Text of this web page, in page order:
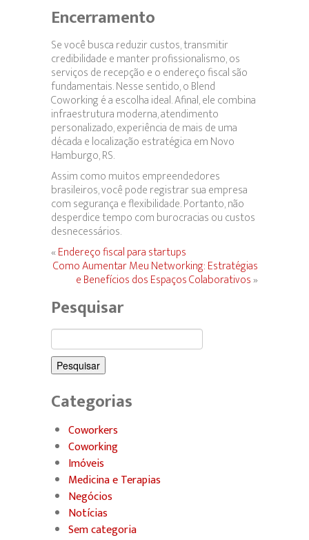
Encerramento
Se você busca reduzir custos, transmitir
credibilidade e manter profissionalismo, os
serviços de recepção e o endereço fiscal são
fundamentais. Nesse sentido, o Blend
Coworking é a escolha ideal. Afinal, ele combina
infraestrutura moderna, atendimento
personalizado, experiência de mais de uma
década e localização estratégica em Novo
Hamburgo, RS.
Assim como muitos empreendedores
brasileiros, você pode registrar sua empresa
com segurança e flexibilidade. Portanto, não
desperdice tempo com burocracias ou custos
desnecessários.
«Endereço fiscal para startups
Como Aumentar Meu Networking: Estratégias
e Benefícios dos Espaços Colaborativos»
Pesquisar
Pesquisar
por:
Categorias
Coworkers
Coworking
Imóveis
Medicina e Terapias
Negócios
Notícias
Sem categoria